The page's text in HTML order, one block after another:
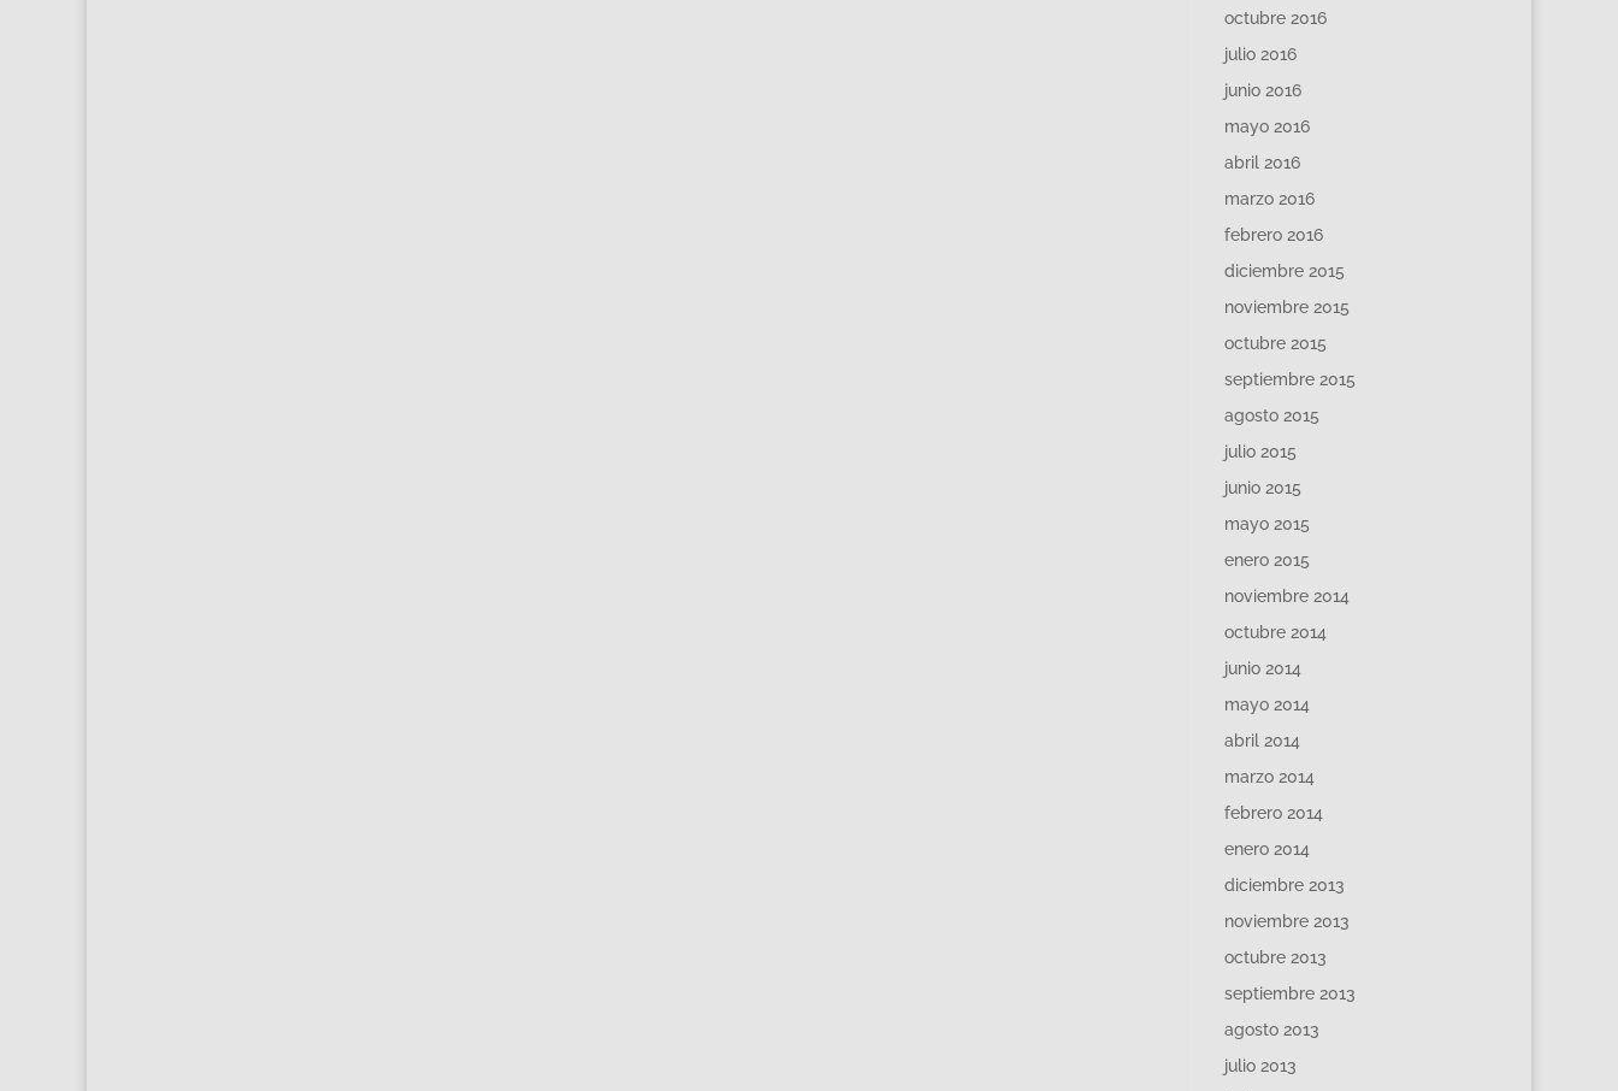
octubre 2016
julio 2016
junio 2016
mayo 2016
abril 2016
marzo 2016
febrero 2016
diciembre 2015
noviembre 2015
octubre 2015
septiembre 2015
agosto 2015
julio 2015
junio 2015
mayo 2015
enero 2015
noviembre 2014
octubre 2014
junio 2014
mayo 2014
abril 2014
marzo 2014
febrero 2014
enero 2014
diciembre 2013
noviembre 2013
octubre 2013
septiembre 2013
agosto 2013
julio 2013